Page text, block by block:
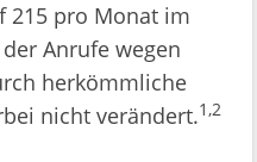
215 pro Monat im
Anrufe wegen
herkömmliche
nicht verändert.1,2